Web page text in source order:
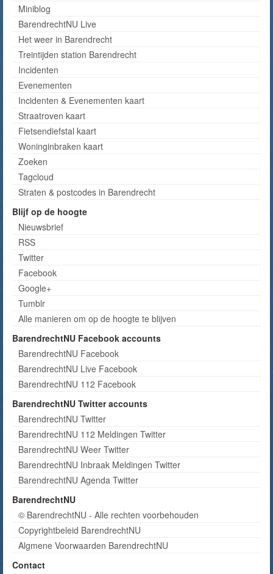
Miniblog
BarendrechtNU Live
Het weer in Barendrecht
Treintijden station Barendrecht
Incidenten
Evenementen
Incidenten & Evenementen kaart
Straatroven kaart
Fietsendiefstal kaart
Woninginbraken kaart
Zoeken
Tagcloud
Straten & postcodes in Barendrecht
Blijf op de hoogte
Nieuwsbrief
RSS
Twitter
Facebook
Google+
Tumblr
Alle manieren om op de hoogte te blijven
BarendrechtNU Facebook accounts
BarendrechtNU Facebook
BarendrechtNU Live Facebook
BarendrechtNU 112 Facebook
BarendrechtNU Twitter accounts
BarendrechtNU Twitter
BarendrechtNU 112 Meldingen Twitter
BarendrechtNU Weer Twitter
BarendrechtNU Inbraak Meldingen Twitter
BarendrechtNU Agenda Twitter
BarendrechtNU
© BarendrechtNU - Alle rechten voorbehouden
Copyrightbeleid BarendrechtNU
Algmene Voorwaarden BarendrechtNU
Contact